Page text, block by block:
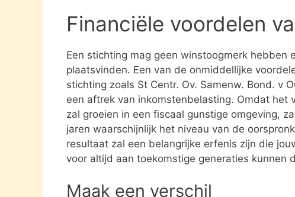
Financiële voordelen
Een stichting mag geen winstoogmerk hebben
plaatsvinden. Een van de onmiddellijke
stichting zoals St Centr. Ov. Samenw. Bond. v
een aftrek van inkomstenbelasting. Omdat
zal groeien in een fiscaal gunstige omgeving,
jaren waarschijnlijk het niveau van de
resultaat zal een belangrijke erfenis zijn die
voor altijd aan toekomstige generaties kunnen
Maak een verschil